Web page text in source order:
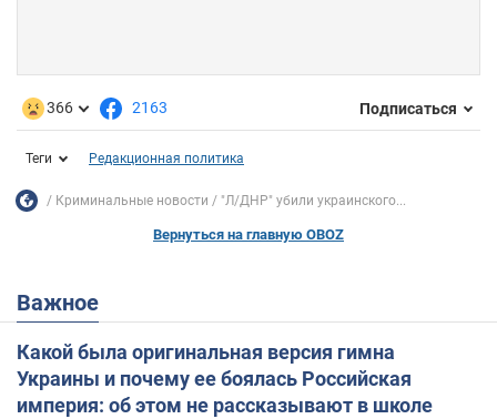
366 2163 Подписаться
Теги Редакционная политика
Криминальные новости "Л/ДНР" убили украинского...
Вернуться на главную OBOZ
Важное
Какой была оригинальная версия гимна
Украины и почему ее боялась Российская
империя: об этом не рассказывают в школе